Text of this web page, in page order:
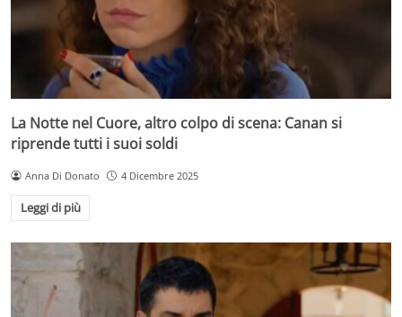
La Notte nel Cuore, altro colpo di scena: Canan si
riprende tutti i suoi soldi
Anna Di Donato 4 Dicembre 2025
Leggi di più